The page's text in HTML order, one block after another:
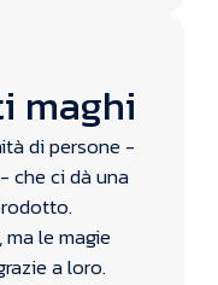
maghi
di persone -
che ci dà una
le magie
a loro.